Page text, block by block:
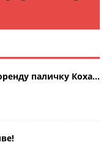
паличку Коха…